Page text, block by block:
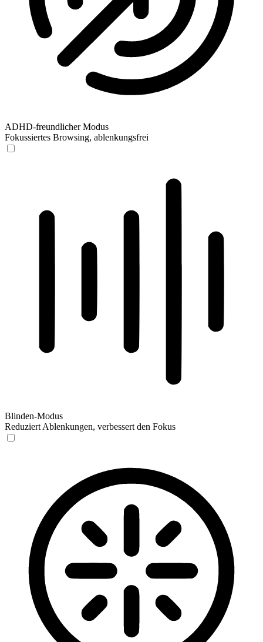
ADHD-freundlicher Modus
Fokussiertes Browsing, ablenkungsfrei
Blinden-Modus
Reduziert Ablenkungen, verbessert den Fokus